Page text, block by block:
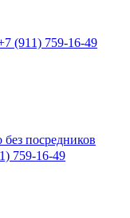
(911) 759-16-49
без посредников
759-16-49